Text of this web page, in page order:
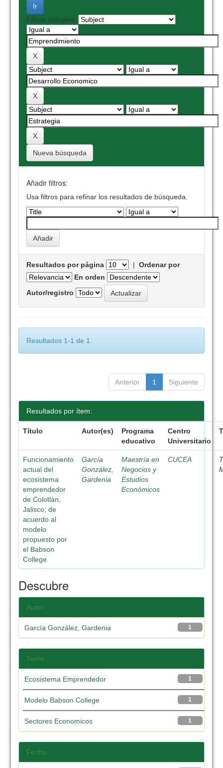
Filtros actuales:
Nueva búsqueda
Añadir filtros:
Usa filtros para refinar los resultados de búsqueda.
Resultados por página |Ordenar por
En orden
Autor/registro
Resultados 1-1 de 1.
Anterior 1 Siguiente
Resultados por ítem:
Título Autor(es)
Programa
educativo
Centro
Universitario
Funcionamiento
actual del
ecosistema
emprendedor
de Colotlán,
Jalisco; de
acuerdo al
modelo
propuesto por
el Babson
College
García
González,
Gardenia
Maestría en
Negocios y
Estudios
Económicos
CUCEA
Descubre
Autor
1
García González, Gardenia
Tema
1
Ecosistema Emprendedor
1
Modelo Babson College
1
Sectores Economicos
Fecha